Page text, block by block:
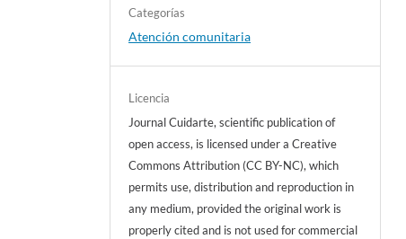
Categorías
Atención comunitaria
Licencia
Journal Cuidarte, scientific publication of
open access, is licensed under a Creative
Commons Attribution (CC BY-NC), which
permits use, distribution and reproduction in
any medium, provided the original work is
properly cited and is not used for commercial